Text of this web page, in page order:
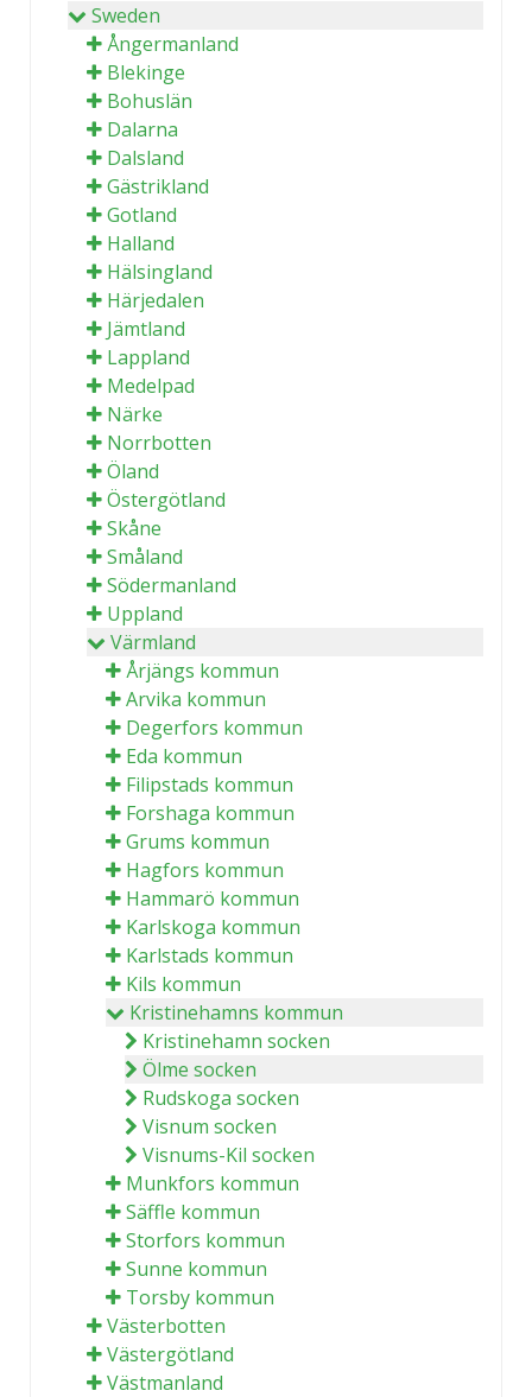
Sweden
Ångermanland
Blekinge
Bohuslän
Dalarna
Dalsland
Gästrikland
Gotland
Halland
Hälsingland
Härjedalen
Jämtland
Lappland
Medelpad
Närke
Norrbotten
Öland
Östergötland
Skåne
Småland
Södermanland
Uppland
Värmland
Årjängs kommun
Arvika kommun
Degerfors kommun
Eda kommun
Filipstads kommun
Forshaga kommun
Grums kommun
Hagfors kommun
Hammarö kommun
Karlskoga kommun
Karlstads kommun
Kils kommun
Kristinehamns kommun
Kristinehamn socken
Ölme socken
Rudskoga socken
Visnum socken
Visnums-Kil socken
Munkfors kommun
Säffle kommun
Storfors kommun
Sunne kommun
Torsby kommun
Västerbotten
Västergötland
Västmanland